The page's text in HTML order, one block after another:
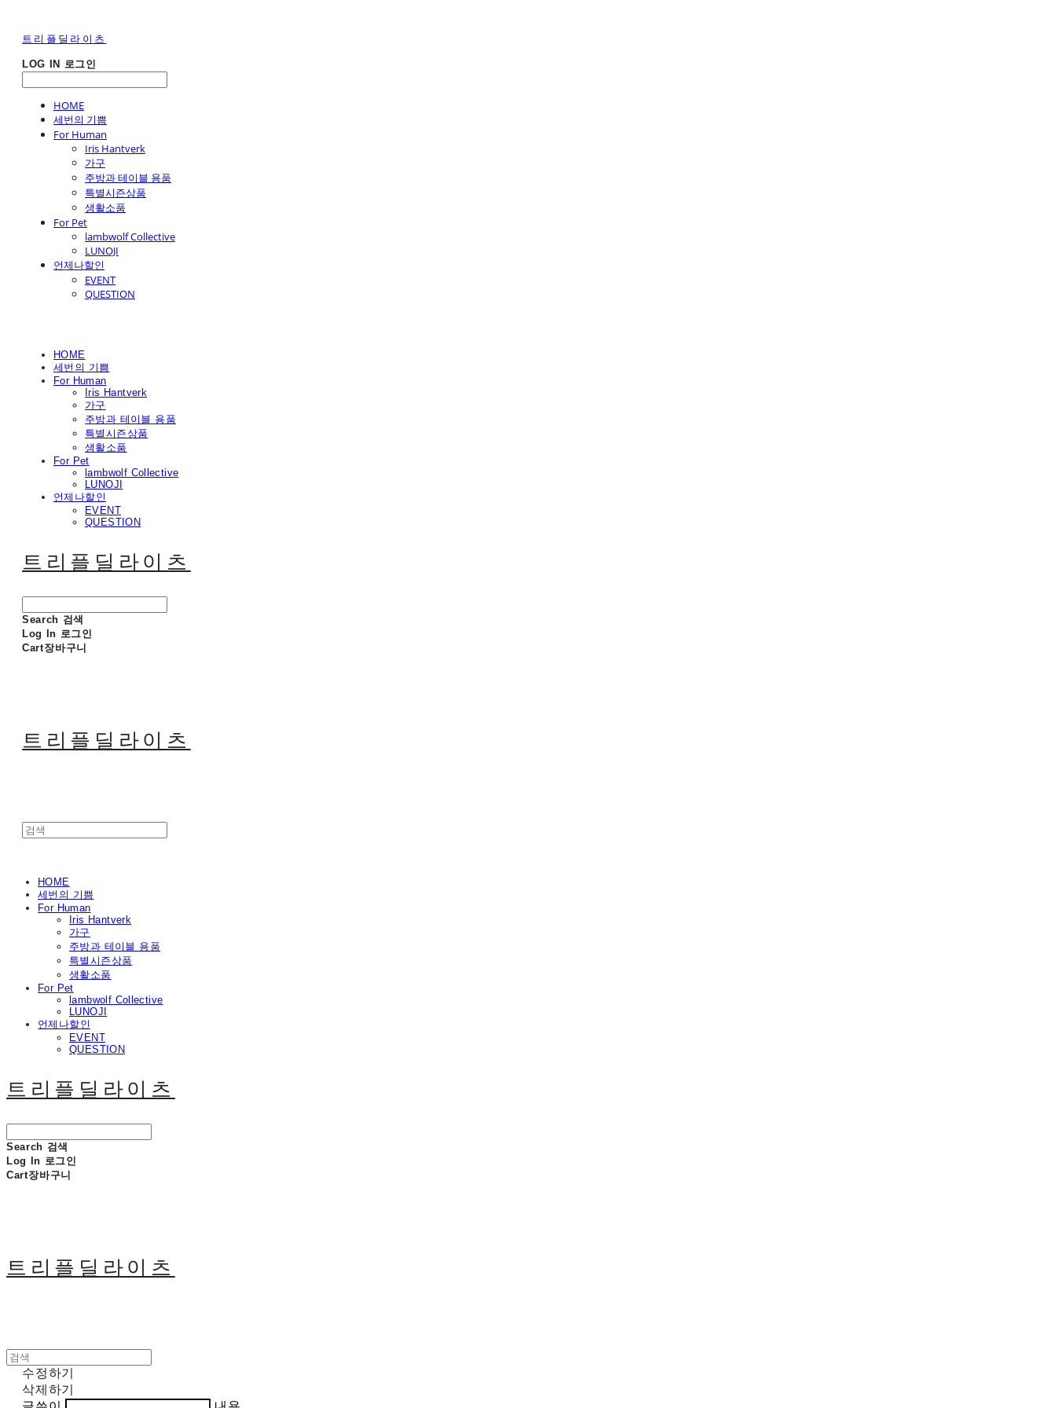
트리플딜라이츠
LOG IN 로그인
HOME
세번의 기쁨
For Human
Iris Hantverk
가구
주방과 테이블 용품
특별시즌상품
생활소품
For Pet
lambwolf Collective
LUNOJI
언제나할인
EVENT
QUESTION
HOME
세번의 기쁨
For Human
Iris Hantverk
가구
주방과 테이블 용품
특별시즌상품
생활소품
For Pet
lambwolf Collective
LUNOJI
언제나할인
EVENT
QUESTION
트리플딜라이츠
Search 검색
Log In 로그인
Cart장바구니
트리플딜라이츠
HOME
세번의 기쁨
For Human
Iris Hantverk
가구
주방과 테이블 용품
특별시즌상품
생활소품
For Pet
lambwolf Collective
LUNOJI
언제나할인
EVENT
QUESTION
트리플딜라이츠
Search 검색
Log In 로그인
Cart장바구니
트리플딜라이츠
수정하기
삭제하기